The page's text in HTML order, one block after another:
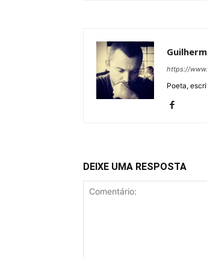
https://
Poeta,
DEIXE UMA RESPOSTA